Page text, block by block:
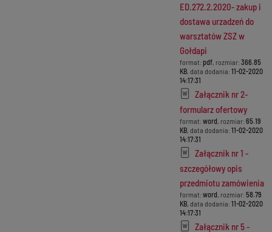
ED.272.2.2020- zakup i
dostawa urzadzeń do
warsztatów ZSZ w
Gołdapi
format: pdf, rozmiar: 366.85
KB, data dodania: 11-02-2020
14:17:31
Załącznik nr 2-
formularz ofertowy
format: word, rozmiar: 65.19
KB, data dodania: 11-02-2020
14:17:31
Załącznik nr 1 -
szczegółowy opis
przedmiotu zamówienia
format: word, rozmiar: 58.79
KB, data dodania: 11-02-2020
14:17:31
Załącznik nr 5 -